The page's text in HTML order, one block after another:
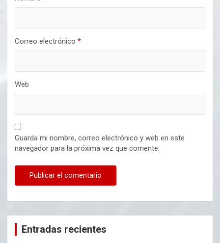
Correo electrónico *
Web
Guarda mi nombre, correo electrónico y web en este
navegador para la próxima vez que comente.
Entradas recientes